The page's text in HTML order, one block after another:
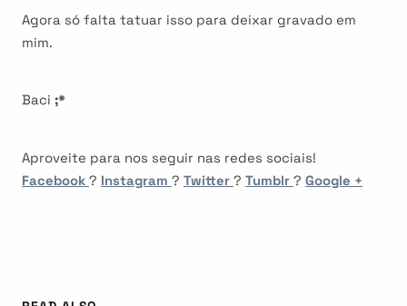
Agora só falta tatuar isso para deixar gravado em
mim.
Baci ;*
Aproveite para nos seguir nas redes sociais!
Facebook ? Instagram ? Twitter ? Tumblr ? Google +